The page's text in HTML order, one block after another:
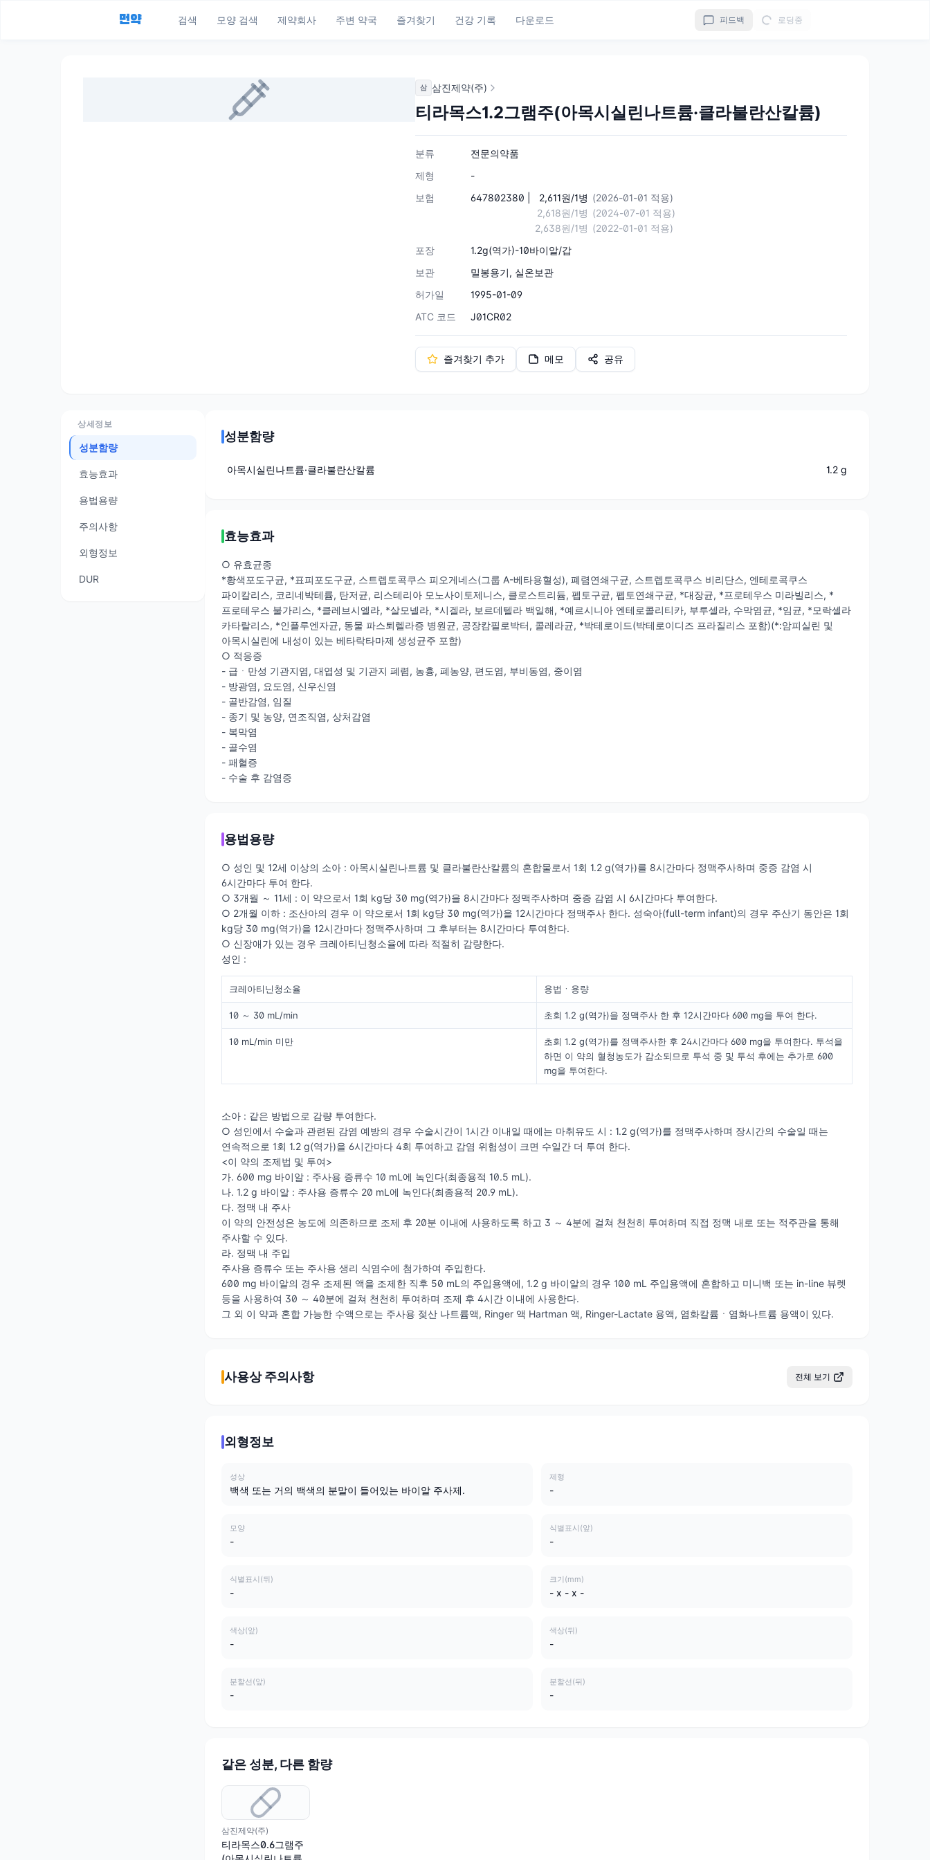
먼약 검색 모양 검색 제약회사 주변 약국 즐겨찾기 건강 기록 다운로드 피드백 로딩중
삼 삼진제약(주)
티라목스1.2그램주(아목시실린나트륨·클라불란산칼륨)
분류
전문의약품
제형
-
보험
647802380 | 2,611원/1병 (2026-01-01 적용)
2,618원/1병 (2024-07-01 적용)
2,638원/1병 (2022-01-01 적용)
포장
1.2g(역가)-10바이알/갑
보관
밀봉용기, 실온보관
허가일
1995-01-09
ATC 코드
J01CR02
즐겨찾기 추가 메모 공유
상세정보
성분함량
효능효과
용법용량
주의사항
외형정보
DUR
성분함량
아목시실린나트륨·클라불란산칼륨 1.2 g
효능효과
○ 유효균종
*황색포도구균, *표피포도구균, 스트렙토콕쿠스 피오게네스(그룹 A-베타용혈성), 폐렴연쇄구균, 스트렙토콕쿠스 비리단스, 엔테로콕쿠스
파이칼리스, 코리네박테륨, 탄저균, 리스테리아 모노사이토제니스, 클로스트리듐, 펩토구균, 펩토연쇄구균, *대장균, *프로테우스 미라빌리스, *
프로테우스 불가리스, *클레브시엘라, *살모넬라, *시겔라, 보르데텔라 백일해, *예르시니아 엔테로콜리티카, 부루셀라, 수막염균, *임균, *모락셀라
카타랄리스, *인플루엔자균, 동물 파스퇴렐라증 병원균, 공장캄필로박터, 콜레라균, *박테로이드(박테로이디즈 프라질리스 포함)(*:암피실린 및
아목시실린에 내성이 있는 베타락타마제 생성균주 포함)
○ 적응증
- 급ㆍ만성 기관지염, 대엽성 및 기관지 폐렴, 농흉, 폐농양, 편도염, 부비동염, 중이염
- 방광염, 요도염, 신우신염
- 골반감염, 임질
- 종기 및 농양, 연조직염, 상처감염
- 복막염
- 골수염
- 패혈증
- 수술 후 감염증
용법용량
○ 성인 및 12세 이상의 소아 : 아목시실린나트륨 및 클라불란산칼륨의 혼합물로서 1회 1.2 g(역가)를 8시간마다 정맥주사하며 중증 감염 시
6시간마다 투여 한다.
○ 3개월 ～ 11세 : 이 약으로서 1회 kg당 30 mg(역가)을 8시간마다 정맥주사하며 중증 감염 시 6시간마다 투여한다.
○ 2개월 이하 : 조산아의 경우 이 약으로서 1회 kg당 30 mg(역가)을 12시간마다 정맥주사 한다. 성숙아(full-term infant)의 경우 주산기 동안은 1회
kg당 30 mg(역가)을 12시간마다 정맥주사하며 그 후부터는 8시간마다 투여한다.
○ 신장애가 있는 경우 크레아티닌청소율에 따라 적절히 감량한다.
성인 :
크레아티닌청소율 용법ㆍ용량
10 ～ 30 mL/min 초회 1.2 g(역가)을 정맥주사 한 후 12시간마다 600 mg을 투여 한다.
10 mL/min 미만
초회 1.2 g(역가)를 정맥주사한 후 24시간마다 600 mg을 투여한다. 투석을
하면 이 약의 혈청농도가 감소되므로 투석 중 및 투석 후에는 추가로 600
mg을 투여한다.
소아 : 같은 방법으로 감량 투여한다.
○ 성인에서 수술과 관련된 감염 예방의 경우 수술시간이 1시간 이내일 때에는 마취유도 시 : 1.2 g(역가)를 정맥주사하며 장시간의 수술일 때는
연속적으로 1회 1.2 g(역가)을 6시간마다 4회 투여하고 감염 위험성이 크면 수일간 더 투여 한다.
<이 약의 조제법 및 투여>
가. 600 mg 바이알 : 주사용 증류수 10 mL에 녹인다(최종용적 10.5 mL).
나. 1.2 g 바이알 : 주사용 증류수 20 mL에 녹인다(최종용적 20.9 mL).
다. 정맥 내 주사
이 약의 안전성은 농도에 의존하므로 조제 후 20분 이내에 사용하도록 하고 3 ～ 4분에 걸쳐 천천히 투여하며 직접 정맥 내로 또는 적주관을 통해
주사할 수 있다.
라. 정맥 내 주입
주사용 증류수 또는 주사용 생리 식염수에 첨가하여 주입한다.
600 mg 바이알의 경우 조제된 액을 조제한 직후 50 mL의 주입용액에, 1.2 g 바이알의 경우 100 mL 주입용액에 혼합하고 미니백 또는 in-line 뷰렛
등을 사용하여 30 ～ 40분에 걸쳐 천천히 투여하며 조제 후 4시간 이내에 사용한다.
그 외 이 약과 혼합 가능한 수액으로는 주사용 젖산 나트륨액, Ringer 액 Hartman 액, Ringer-Lactate 용액, 염화칼륨ㆍ염화나트륨 용액이 있다.
사용상 주의사항 전체 보기
외형정보
성상
백색 또는 거의 백색의 분말이 들어있는 바이알 주사제.
제형
-
모양
-
식별표시(앞)
-
식별표시(뒤)
-
크기(mm)
- x - x -
색상(앞)
-
색상(뒤)
-
분할선(앞)
-
분할선(뒤)
-
같은 성분, 다른 함량
삼진제약(주)
티라목스0.6그램주